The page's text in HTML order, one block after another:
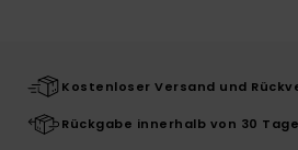
Kostenloser Versand und
Rückgabe innerhalb von 30